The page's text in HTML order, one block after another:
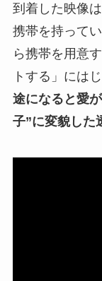
到着した映像
携帯を持って
ら携帯を用意
トする」には
途になると愛
子”に変貌した